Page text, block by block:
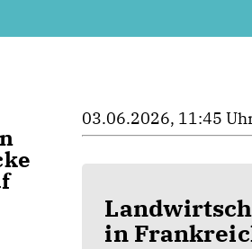
03.06.2026, 11:45
in